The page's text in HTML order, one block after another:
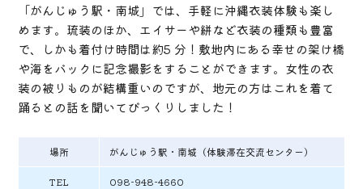
「がんじゅう駅・南城」では、手軽に沖縄衣装体験も楽し
めます。琉装のほか、エイサーや絣など衣装の種類も豊富
で、しかも着付け時間は約5 分！敷地内にある幸せの架け橋
や海をバックに記念撮影をすることができます。女性の衣
装の被りものが結構重いのですが、地元の方はこれを着て
踊るとの話を聞いてびっくりしました！
場所 がんじゅう駅・南城（体験滞在交流センター）
TEL 098-948-4660